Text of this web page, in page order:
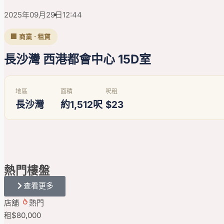
2025年09月29日12:44
🏢 商業 · 租賃
長沙灣 西港都會中心 15D室
地區
長沙灣
面積
約1,512呎
呎租
$23
熱門樓盤
查看更多
店舖
熱門
租$80,000